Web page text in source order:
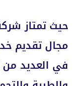
حيث تمتاز
مجال تقديم
في العديد من